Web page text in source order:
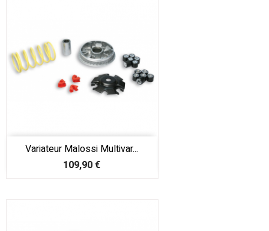
Variateur Malossi Multivar...
Prix
109,90 €